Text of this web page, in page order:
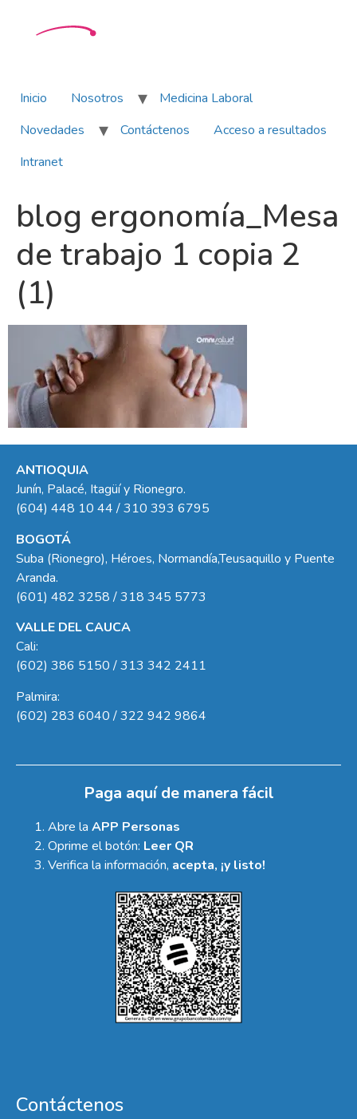
Inicio Nosotros
Medicina Laboral
Novedades
Contáctenos
Acceso a resultados
Intranet
blog ergonomía_Mesa
de trabajo 1 copia 2
(1)
ANTIOQUIA
Junín, Palacé, Itagüí y Rionegro.
(604) 448 10 44 / 310 393 6795
BOGOTÁ
Suba (Rionegro), Héroes, Normandía,Teusaquillo y Puente
Aranda.
(601) 482 3258 / 318 345 5773
VALLE DEL CAUCA
Cali:
(602) 386 5150 / 313 342 2411
Palmira:
(602) 283 6040 / 322 942 9864
Paga aquí de manera fácil
Abre la APP Personas
Oprime el botón: Leer QR
Verifica la información, acepta, ¡y listo!
Contáctenos